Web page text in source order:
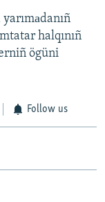
halqınıñ
ögüni
Follow us